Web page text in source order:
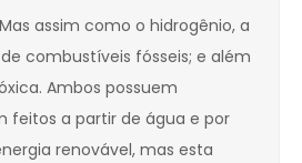
assim como o hidrogênio, a
combustíveis fósseis; e além
Ambos possuem
feitos a partir de água e por
renovável, mas esta